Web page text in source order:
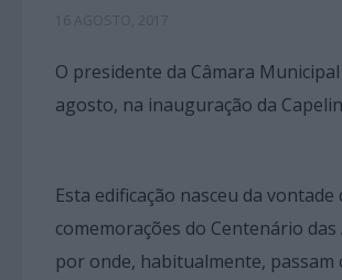
O presidente da Câmara
agosto, na inauguração da
Esta edificação nasceu da
comemorações do Centenário
por onde, habitualmente,